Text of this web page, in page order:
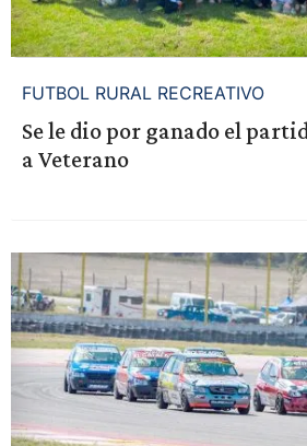
FUTBOL RURAL RECREATIVO
Se le dio por ganado el
a Veterano